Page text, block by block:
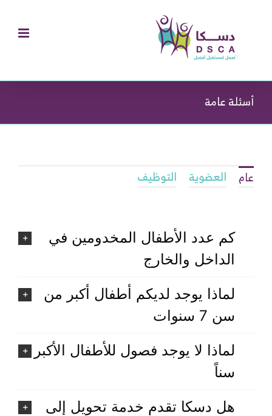
content
أسئلة عامة
عام العضوية التوظيف
كم عدد الأطفال المخدومين في
الداخل والخارج
لماذا يوجد لديكم أطفال أكبر من
سن 7 سنوات
لماذا لا يوجد فصول للأطفال الأكبر
سناً
هل دسكا تقدم خدمة تحويل إلى